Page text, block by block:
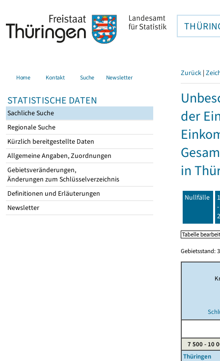
Home Kontakt Suche Newsletter
STATISTISCHE DATEN
Sachliche Suche
Regionale Suche
Kürzlich bereitgestellte Daten
Allgemeine Angaben, Zuordnungen
Gebietsveränderungen,
Änderungen zum Schlüsselverzeichnis
Definitionen und Erläuterungen
Newsletter
Zurück |
der
in
Nullfälle
1
-
Gebietsstand:
7 500 - 10
Thüringen